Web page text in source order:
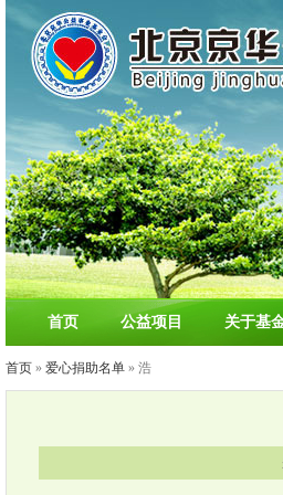
首页 公益项目 关于基
首页 » 爱心捐助名单 » 浩